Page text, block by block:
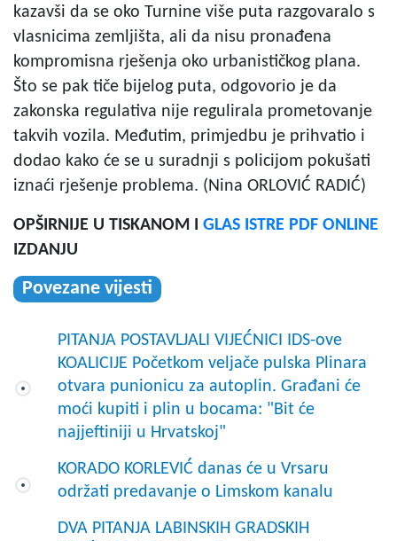
kazavši da se oko Turnine više puta razgovaralo s
vlasnicima zemljišta, ali da nisu pronađena
kompromisna rješenja oko urbanističkog plana.
Što se pak tiče bijelog puta, odgovorio je da
zakonska regulativa nije regulirala prometovanje
takvih vozila. Međutim, primjedbu je prihvatio i
dodao kako će se u suradnji s policijom pokušati
iznaći rješenje problema. (Nina ORLOVIĆ RADIĆ)
OPŠIRNIJE U TISKANOM I GLAS ISTRE PDF ONLINE
IZDANJU
Povezane vijesti
PITANJA POSTAVLJALI VIJEĆNICI IDS-ove
KOALICIJE Početkom veljače pulska Plinara
otvara punionicu za autoplin. Građani će
moći kupiti i plin u bocama: "Bit će
najjeftiniji u Hrvatskoj"
KORADO KORLEVIĆ danas će u Vrsaru
održati predavanje o Limskom kanalu
DVA PITANJA LABINSKIH GRADSKIH